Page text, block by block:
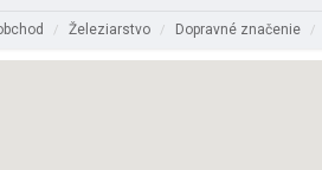
/ Železiarstvo / Dopravné značenie /